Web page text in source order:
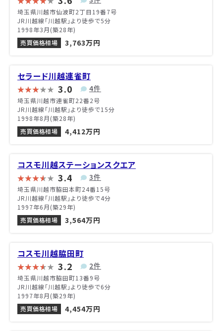
埼玉県川越市仙波町2丁目19番7号
JR川越線「川越駅」より徒歩で5分
1998年3月(築28年)
売買価格相場
3,763万円
セラード川越連雀町
3.0 4件
埼玉県川越市連雀町22番2号
JR川越線「川越駅」より徒歩で15分
1998年8月(築28年)
売買価格相場
4,412万円
コスモ川越ステーションスクエア
3.4 3件
埼玉県川越市脇田本町24番15号
JR川越線「川越駅」より徒歩で4分
1997年6月(築29年)
売買価格相場
3,564万円
コスモ川越脇田町
3.2 2件
埼玉県川越市脇田町13番9号
JR川越線「川越駅」より徒歩で6分
1997年8月(築29年)
売買価格相場
4,454万円